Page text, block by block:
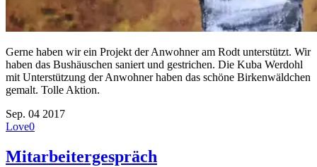
Gerne haben wir ein Projekt der Anwohner am Rodt unterstützt. Wir
haben das Bushäuschen saniert und gestrichen. Die Kuba Werdohl
mit Unterstützung der Anwohner haben das schöne Birkenwäldchen
gemalt. Tolle Aktion.
Sep. 04 2017
Love0
Mitarbeitergespräch